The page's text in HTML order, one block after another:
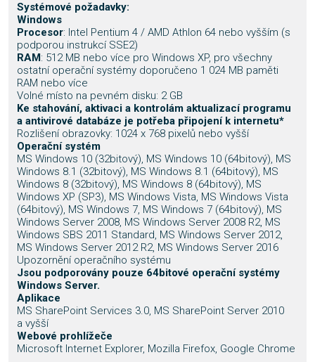
Systémové požadavky:
Windows
Procesor: Intel Pentium 4 / AMD Athlon 64 nebo vyšším (s
podporou instrukcí SSE2)
RAM: 512 MB nebo více pro Windows XP, pro všechny
ostatní operační systémy doporučeno 1 024 MB paměti
RAM nebo více
Volné místo na pevném disku: 2 GB
Ke stahování, aktivaci a kontrolám aktualizací programu
a antivirové databáze je potřeba připojení k internetu*
Rozlišení obrazovky: 1024 x 768 pixelů nebo vyšší
Operační systém
MS Windows 10 (32bitový), MS Windows 10 (64bitový), MS
Windows 8.1 (32bitový), MS Windows 8.1 (64bitový), MS
Windows 8 (32bitový), MS Windows 8 (64bitový), MS
Windows XP (SP3), MS Windows Vista, MS Windows Vista
(64bitový), MS Windows 7, MS Windows 7 (64bitový), MS
Windows Server 2008, MS Windows Server 2008 R2, MS
Windows SBS 2011 Standard, MS Windows Server 2012,
MS Windows Server 2012 R2, MS Windows Server 2016
Upozornění operačního systému
Jsou podporovány pouze 64bitové operační systémy
Windows Server.
Aplikace
MS SharePoint Services 3.0, MS SharePoint Server 2010
a vyšší
Webové prohlížeče
Microsoft Internet Explorer, Mozilla Firefox, Google Chrome